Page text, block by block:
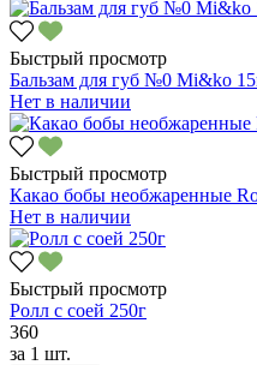
Быстрый просмотр
Бальзам для губ №0 Mi&ko
Нет в наличии
Быстрый просмотр
Какао бобы необжаренные
Нет в наличии
Быстрый просмотр
Ролл с соей 250г
360
за 1 шт.